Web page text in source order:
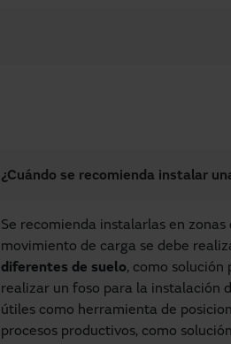
¿Cuándo se recomienda instalar
Se recomienda instalarlas en
movimiento de carga se debe
diferentes de suelo, como solución
realizar un foso para la instalación
útiles como herramienta de
procesos productivos, como